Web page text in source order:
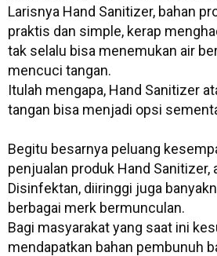
Larisnya Hand Sanitizer, bahan
praktis dan simple, kerap
tak selalu bisa menemukan air
mencuci tangan.
Itulah mengapa, Hand Sanitizer
tangan bisa menjadi opsi
Begitu besarnya peluang
penjualan produk Hand Sanitizer,
Disinfektan, diiringgi juga
berbagai merk bermunculan.
Bagi masyarakat yang saat ini
mendapatkan bahan pembunuh